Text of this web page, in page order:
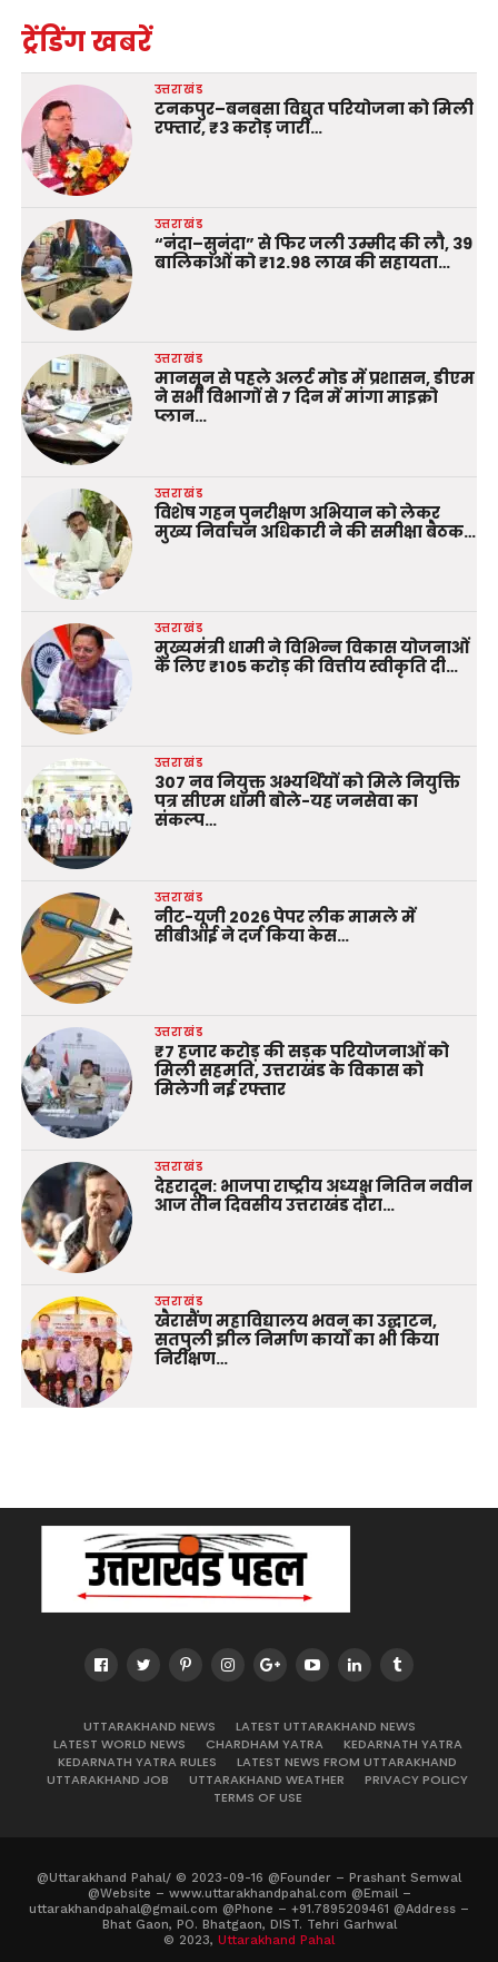
ट्रेंडिंग खबरें
उत्तराखंड
टनकपुर–बनबसा विद्युत परियोजना को मिली
रफ्तार, ₹3 करोड़ जारी…
उत्तराखंड
“नंदा–सुनंदा” से फिर जली उम्मीद की लौ, 39
बालिकाओं को ₹12.98 लाख की सहायता…
उत्तराखंड
मानसून से पहले अलर्ट मोड में प्रशासन, डीएम
ने सभी विभागों से 7 दिन में मांगा माइक्रो
प्लान…
उत्तराखंड
विशेष गहन पुनरीक्षण अभियान को लेकर
मुख्य निर्वाचन अधिकारी ने की समीक्षा बैठक…
उत्तराखंड
मुख्यमंत्री धामी ने विभिन्न विकास योजनाओं
के लिए ₹105 करोड़ की वित्तीय स्वीकृति दी…
उत्तराखंड
307 नव नियुक्त अभ्यर्थियों को मिले नियुक्ति
पत्र सीएम धामी बोले-यह जनसेवा का
संकल्प…
उत्तराखंड
नीट-यूजी 2026 पेपर लीक मामले में
सीबीआई ने दर्ज किया केस…
उत्तराखंड
₹7 हजार करोड़ की सड़क परियोजनाओं को
मिली सहमति, उत्तराखंड के विकास को
मिलेगी नई रफ्तार
उत्तराखंड
देहरादून: भाजपा राष्ट्रीय अध्यक्ष नितिन नवीन
आज तीन दिवसीय उत्तराखंड दौरा…
उत्तराखंड
खैरासैंण महाविद्यालय भवन का उद्घाटन,
सतपुली झील निर्माण कार्यों का भी किया
निरीक्षण…
UTTARAKHAND NEWS
LATEST UTTARAKHAND NEWS
LATEST WORLD NEWS
CHARDHAM YATRA
KEDARNATH YATRA
KEDARNATH YATRA RULES
LATEST NEWS FROM UTTARAKHAND
UTTARAKHAND JOB
UTTARAKHAND WEATHER
PRIVACY POLICY
TERMS OF USE
@Uttarakhand Pahal/ © 2023-09-16 @Founder – Prashant Semwal
@Website – www.uttarakhandpahal.com @Email –
uttarakhandpahal@gmail.com @Phone – +91.7895209461 @Address –
Bhat Gaon, PO. Bhatgaon, DIST. Tehri Garhwal
© 2023, Uttarakhand Pahal